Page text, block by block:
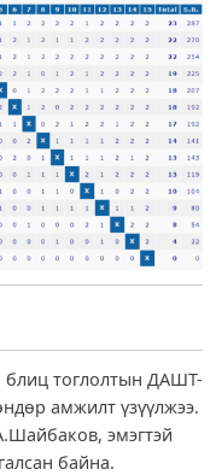
блиц тоглолтын ДАШТ-
амжилт үзүүлжээ.
эмэгтэй
байна.